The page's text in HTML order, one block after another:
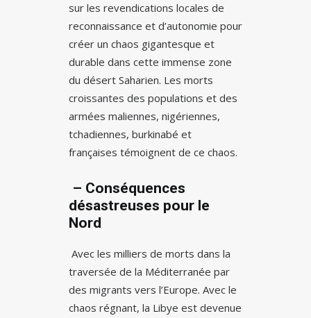
sur les revendications locales de
reconnaissance et d’autonomie pour
créer un chaos gigantesque et
durable dans cette immense zone
du désert Saharien. Les morts
croissantes des populations et des
armées maliennes, nigériennes,
tchadiennes, burkinabé et
françaises témoignent de ce chaos.
– Conséquences
désastreuses pour le
Nord
Avec les milliers de morts dans la
traversée de la Méditerranée par
des migrants vers l’Europe. Avec le
chaos régnant, la Libye est devenue